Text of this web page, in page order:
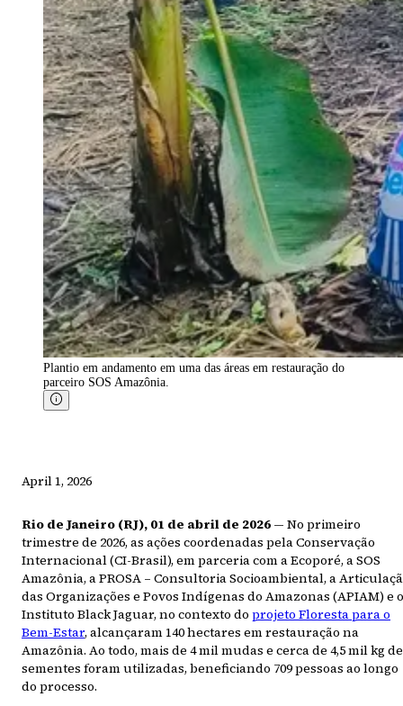
Plantio em andamento em uma das áreas em restauração do
parceiro SOS Amazônia.
April 1, 2026
Rio de Janeiro (RJ), 01 de abril de 2026 — No primeiro
trimestre de 2026, as ações coordenadas pela Conservação
Internacional (CI-Brasil), em parceria com a Ecoporé, a SOS
Amazônia, a PROSA – Consultoria Socioambiental, a
das Organizações e Povos Indígenas do Amazonas (APIAM) e o
Instituto Black Jaguar, no contexto do projeto Floresta para o
Bem-Estar, alcançaram 140 hectares em restauração na
Amazônia. Ao todo, mais de 4 mil mudas e cerca de 4,5 mil kg de
sementes foram utilizadas, beneficiando 709 pessoas ao longo
do processo.